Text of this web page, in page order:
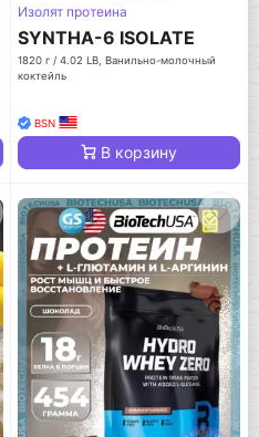
Изолят протеина
SYNTHA-6 ISOLATE
1820 г / 4.02 LB, Ванильно-молочный
коктейль
BSN
В корзину